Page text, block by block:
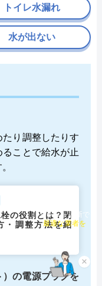
たり調整したりす
ことで給水が止
栓の役割とは？閉
・調整方法を紹
の電源プラグを
トイレ水漏れ
水が出ない
×
チャット診断で
最適な業者を